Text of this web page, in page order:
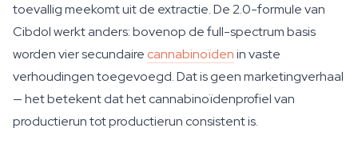
toevallig meekomt uit de extractie. De 2.0-formule van
Cibdol werkt anders: bovenop de full-spectrum basis
worden vier secundaire cannabinoïdenin vaste
verhoudingen toegevoegd. Dat is geen marketingverhaal
— het betekent dat het cannabinoïdenprofiel van
productierun tot productierun consistent is.